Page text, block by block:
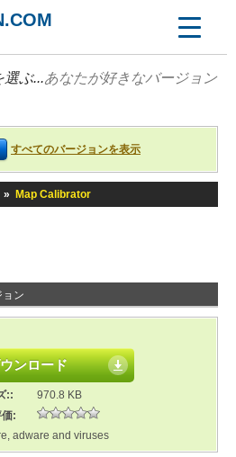
選ぶ...あなたが好きなバージョン
すべてのバージョンを表示
» Map Calibrator
ン
ンロード
::
970.8 KB
:
adware and viruses